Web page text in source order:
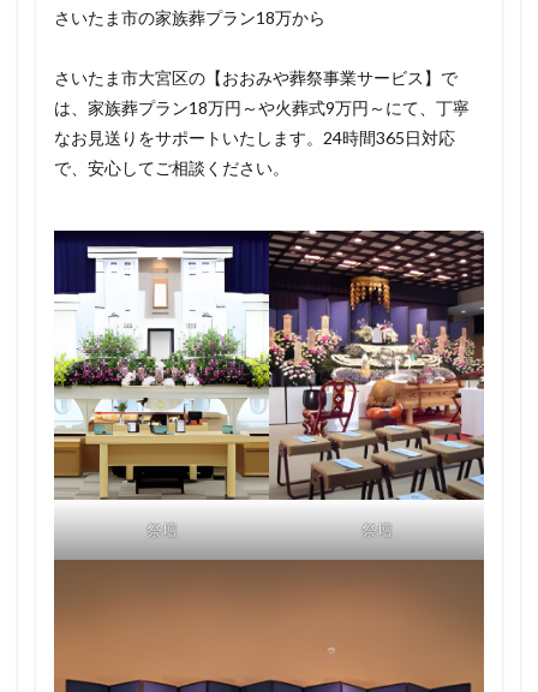
さいたま市の家族葬プラン18万から
さいたま市大宮区の【おおみや葬祭事業サービス】で
は、家族葬プラン18万円～や火葬式9万円～にて、丁寧
なお見送りをサポートいたします。24時間365日対応
で、安心してご相談ください。
祭壇 祭壇